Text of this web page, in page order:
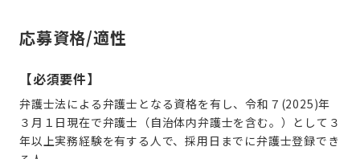
応募資格/適性
【必須要件】
弁護士法による弁護士となる資格を有し、令和７ (2025)年
３月１日現在で弁護士（自治体内弁護士を含む。）として３
年以上実務経験を有する人で、採用日までに弁護士登録でき